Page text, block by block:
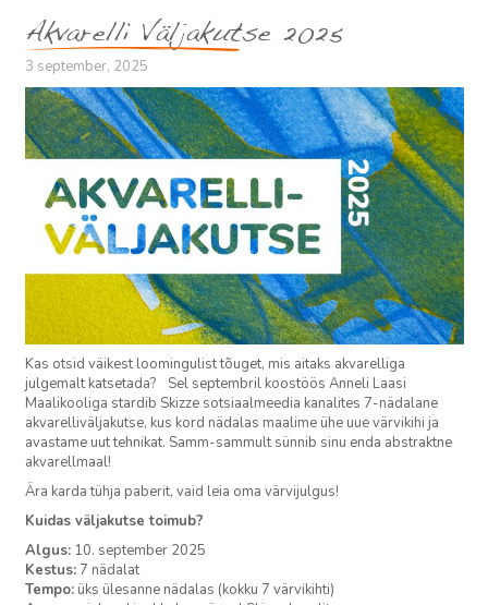
Akvarelli Väljakutse 2025
3 september, 2025
Kas otsid väikest loomingulist tõuget, mis aitaks akvarelliga
julgemalt katsetada? Sel septembril koostöös Anneli Laasi
Maalikooliga stardib Skizze sotsiaalmeedia kanalites 7-nädalane
akvarelliväljakutse, kus kord nädalas maalime ühe uue värvikihi ja
avastame uut tehnikat. Samm-sammult sünnib sinu enda abstraktne
akvarellmaal!
Ära karda tühja paberit, vaid leia oma värvijulgus!
Kuidas väljakutse toimub?
Algus:10. september 2025
Kestus:7 nädalat
Tempo:üks ülesanne nädalas (kokku 7 värvikihti)